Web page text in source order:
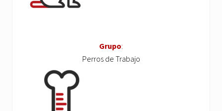
Grupo:
Perros de Trabajo